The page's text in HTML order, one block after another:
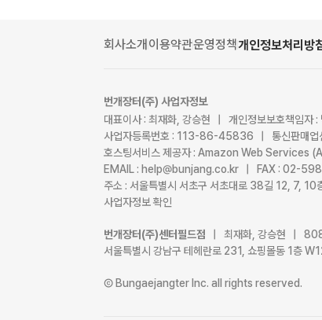
회사소개이용약관운영정책개인정보처리방
번개장터(주) 사업자정보
대표이사 : 최재화, 강승현 | 개인정보보호책임자 :
사업자등록번호 : 113-86-45836 | 통신판매업
호스팅서비스 제공자 : Amazon Web Services
EMAIL : help@bunjang.co.kr | FAX : 02-
주소 : 서울특별시 서초구 서초대로 38길 12, 7, 10
사업자정보 확인
번개장터(주)센터필드점
| 최재화, 강승현 |
서울특별시 강남구 테헤란로 231, 쇼핑몰동 1층
Ⓒ Bungaejangter Inc. all rights reserved.